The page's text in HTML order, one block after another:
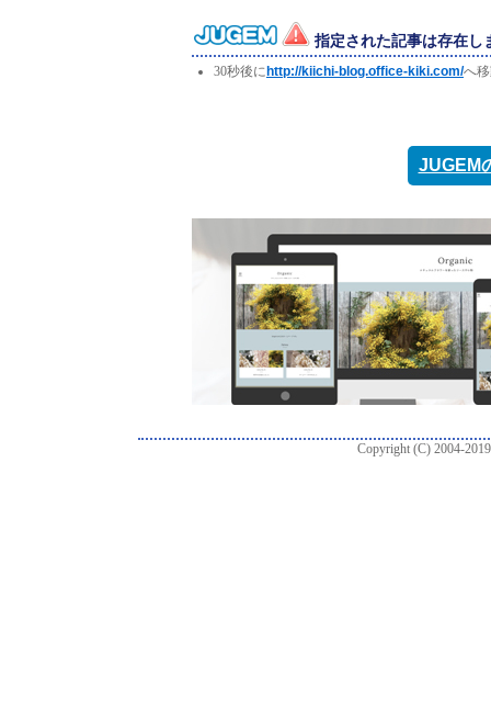
指定された記事は存在し
30秒後に http://kiichi-blog.office-kiki.com/へ
JUGEM
Copyright (C) 2004-